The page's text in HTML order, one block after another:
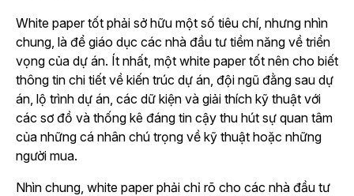
White paper tốt phải sở hữu một số tiêu chí, nhưng nhìn
chung, là để giáo dục các nhà đầu tư tiềm năng về triển
vọng của dự án. Ít nhất, một white paper tốt nên cho biết
thông tin chi tiết về kiến trúc dự án, đội ngũ đằng sau dự
án, lộ trình dự án, các dữ kiện và giải thích kỹ thuật với
các sơ đồ và thống kê đáng tin cậy thu hút sự quan tâm
của những cá nhân chú trọng về kỹ thuật hoặc những
người mua.
Nhìn chung, white paper phải chỉ rõ cho các nhà đầu tư